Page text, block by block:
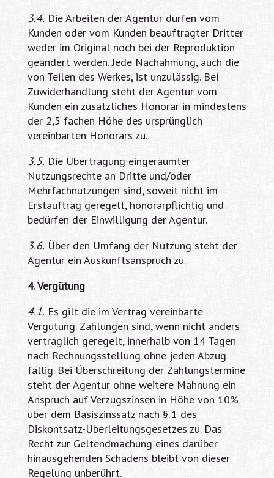
3.4.Die Arbeiten der Agentur dürfen vom
Kunden oder vom Kunden beauftragter Dritter
weder im Original noch bei der Reproduktion
geändert werden. Jede Nachahmung, auch die
von Teilen des Werkes, ist unzulässig. Bei
Zuwiderhandlung steht der Agentur vom
Kunden ein zusätzliches Honorar in mindestens
der 2,5 fachen Höhe des ursprünglich
vereinbarten Honorars zu.
3.5.Die Übertragung eingeräumter
Nutzungsrechte an Dritte und/oder
Mehrfachnutzungen sind, soweit nicht im
Erstauftrag geregelt, honorarpflichtig und
bedürfen der Einwilligung der Agentur.
3.6.Über den Umfang der Nutzung steht der
Agentur ein Auskunftsanspruch zu.
4. Vergütung
4.1.Es gilt die im Vertrag vereinbarte
Vergütung. Zahlungen sind, wenn nicht anders
vertraglich geregelt, innerhalb von 14 Tagen
nach Rechnungsstellung ohne jeden Abzug
fällig. Bei Überschreitung der Zahlungstermine
steht der Agentur ohne weitere Mahnung ein
Anspruch auf Verzugszinsen in Höhe von 10%
über dem Basiszinssatz nach § 1 des
Diskontsatz-Überleitungsgesetzes zu. Das
Recht zur Geltendmachung eines darüber
hinausgehenden Schadens bleibt von dieser
Regelung unberührt.